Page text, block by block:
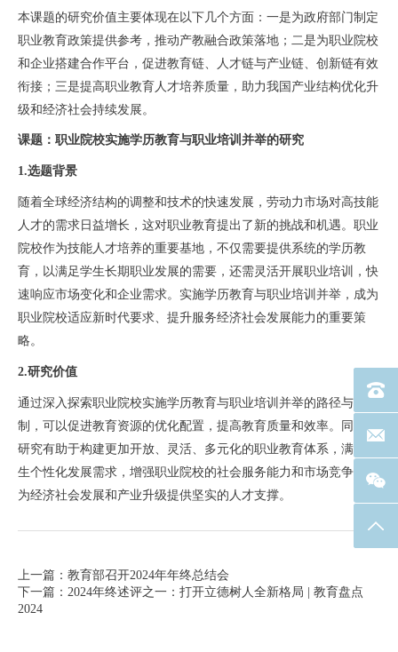
本课题的研究价值主要体现在以下几个方面：一是为政府部门制定
职业教育政策提供参考，推动产教融合政策落地；二是为职业院校
和企业搭建合作平台，促进教育链、人才链与产业链、创新链有效
衔接；三是提高职业教育人才培养质量，助力我国产业结构优化升
级和经济社会持续发展。
课题：职业院校实施学历教育与职业培训并举的研究
1.选题背景
随着全球经济结构的调整和技术的快速发展，劳动力市场对高技能
人才的需求日益增长，这对职业教育提出了新的挑战和机遇。职业
院校作为技能人才培养的重要基地，不仅需要提供系统的学历教
育，以满足学生长期职业发展的需要，还需灵活开展职业培训，快
速响应市场变化和企业需求。实施学历教育与职业培训并举，成为
职业院校适应新时代要求、提升服务经济社会发展能力的重要策
略。
2.研究价值
通过深入探索职业院校实施学历教育与职业培训并举的路径与机
制，可以促进教育资源的优化配置，提高教育质量和效率。同时，
研究有助于构建更加开放、灵活、多元化的职业教育体系，满足学
生个性化发展需求，增强职业院校的社会服务能力和市场竞争力，
为经济社会发展和产业升级提供坚实的人才支撑。
上一篇：教育部召开2024年年终总结会
下一篇：2024年终述评之一：打开立德树人全新格局 | 教育盘点
2024
电话
联系
返回